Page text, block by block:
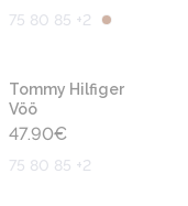
75 80 85 +2
Tommy Hilfiger
Vöö
47.90€
75 80 85 +2